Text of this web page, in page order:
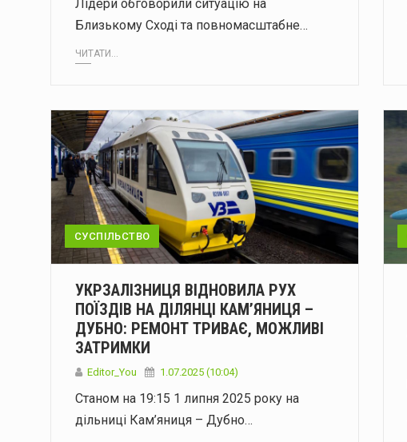
Лідери обговорили ситуацію на
Близькому Сході та повномасштабне…
ЧИТАТИ...
СУСПІЛЬСТВО
УКРЗАЛІЗНИЦЯ ВІДНОВИЛА РУХ
ПОЇЗДІВ НА ДІЛЯНЦІ КАМ’ЯНИЦЯ –
ДУБНО: РЕМОНТ ТРИВАЄ, МОЖЛИВІ
ЗАТРИМКИ
Editor_You 1.07.2025 (10:04)
Станом на 19:15 1 липня 2025 року на
дільниці Кам’яниця – Дубно…